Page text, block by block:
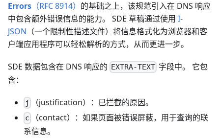
Errors （RFC 8914） 的基础之上，该规范引入在 DNS 响应
中包含额外错误信息的能力。 SDE 草稿通过使用 I-
JSON （一个限制性描述文件）将信息格式化为浏览器和客
户端应用程序可以轻松解析的方式，从而更进一步。
SDE 数据包含在 DNS 响应的 EXTRA-TEXT 字段中。 它包
含：
j （justification）：已拦截的原因。
c
（contact）：如果页面被错误屏蔽，用于查询的联
系信息。